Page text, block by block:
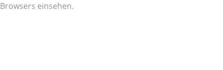
Browsers einsehen.